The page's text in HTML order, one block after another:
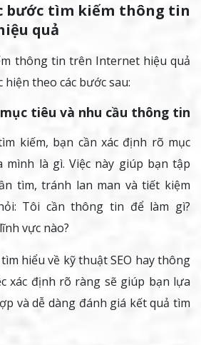
bước tìm kiếm thông tin
quả
thông tin trên Internet hiệu quả
theo các bước sau:
tiêu và nhu cầu thông tin
kiếm, bạn cần xác định rõ mục
mình là gì. Việc này giúp bạn tập
tìm, tránh lan man và tiết kiệm
Tôi cần thông tin để làm gì?
vực nào?
hiểu về kỹ thuật SEO hay thông
xác định rõ ràng sẽ giúp bạn lựa
và dễ dàng đánh giá kết quả tìm